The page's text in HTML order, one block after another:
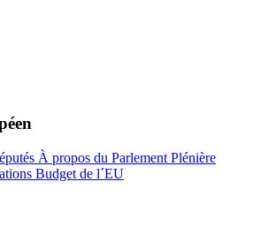
À propos du Parlement Plénière
Budget de l´EU